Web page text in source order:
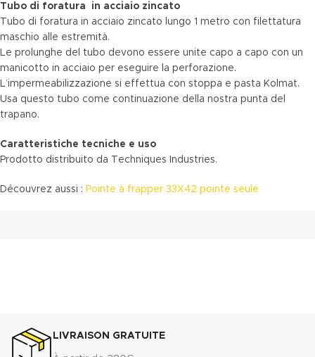
Tubo di foratura in acciaio zincato
Tubo di foratura in acciaio zincato lungo 1 metro con filettatura
maschio alle estremità.
Le prolunghe del tubo devono essere unite capo a capo con un
manicotto in acciaio per eseguire la perforazione.
L’impermeabilizzazione si effettua con stoppa e pasta Kolmat.
Usa questo tubo come continuazione della nostra punta del
trapano.
Caratteristiche tecniche e uso
Prodotto distribuito da Techniques Industries.
Découvrez aussi : Pointe à frapper 33X42 pointe seule
LIVRAISON GRATUITE